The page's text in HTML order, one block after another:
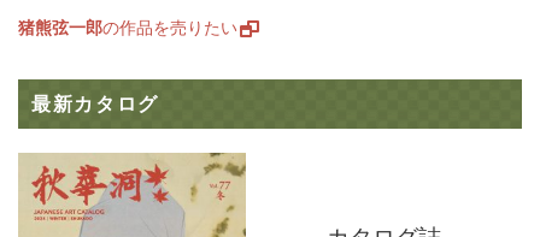
猪熊弦一郎の作品を売りたい
最新カタログ